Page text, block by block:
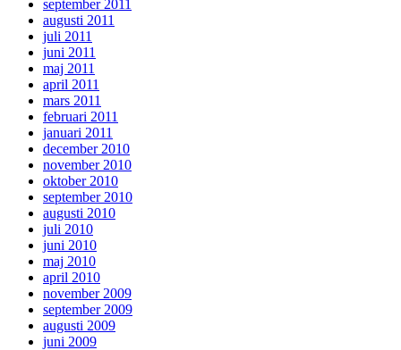
september 2011
augusti 2011
juli 2011
juni 2011
maj 2011
april 2011
mars 2011
februari 2011
januari 2011
december 2010
november 2010
oktober 2010
september 2010
augusti 2010
juli 2010
juni 2010
maj 2010
april 2010
november 2009
september 2009
augusti 2009
juni 2009